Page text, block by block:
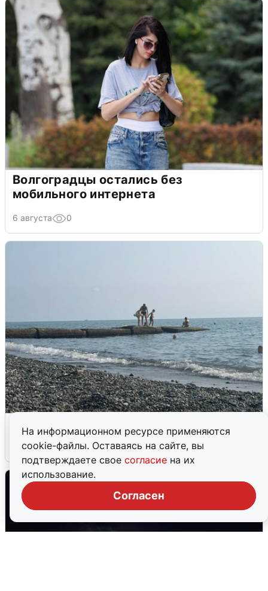
На информационном ресурсе применяются
cookie-файлы. Оставаясь на сайте, вы
подтверждаете свое согласие на их
использование.
Согласен
Волгоградцы остались без
мобильного интернета
6 августа 0
6 августа 0